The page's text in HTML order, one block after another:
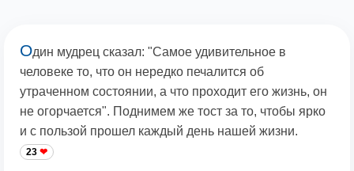
Один мудрец сказал: "Самое удивительное в
человеке то, что он нередко печалится об
утраченном состоянии, а что проходит его жизнь, он
не огорчается". Поднимем же тост за то, чтобы ярко
и с пользой прошел каждый день нашей жизни.
23